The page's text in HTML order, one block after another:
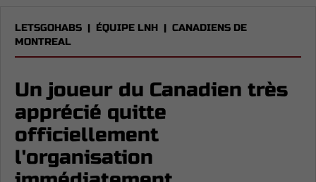
LETSGOHABS | ÉQUIPE LNH | CANADIENS DE
MONTREAL
Un joueur du Canadien très
apprécié quitte
officiellement
l'organisation